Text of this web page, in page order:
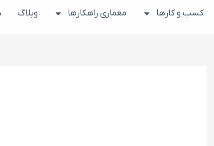
کسب و کارها معماری راهکارها وبلاگ